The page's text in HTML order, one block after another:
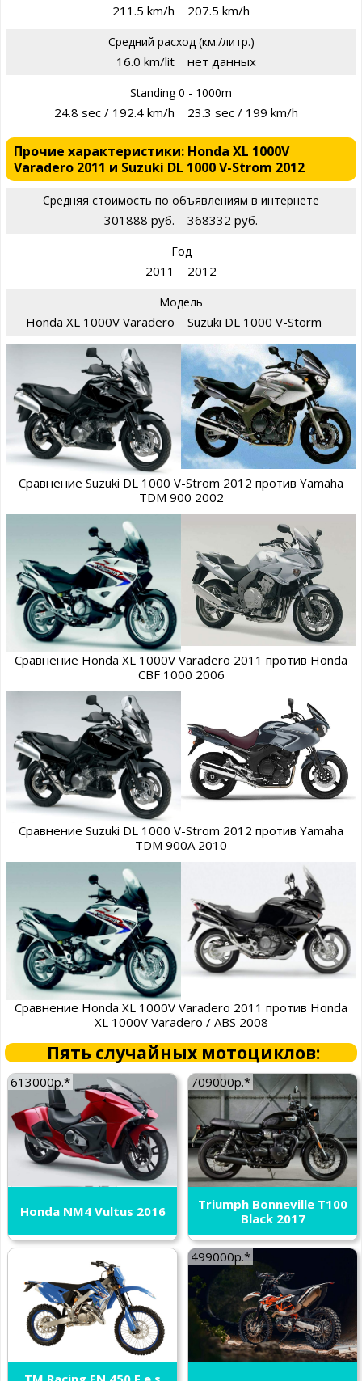
211.5 km/h 207.5 km/h
Средний расход (км./литр.)
16.0 km/lit нет данных
Standing 0 - 1000m
24.8 sec / 192.4 km/h 23.3 sec / 199 km/h
Прочие характеристики: Honda XL 1000V
Varadero 2011 и Suzuki DL 1000 V-Strom 2012
Средняя стоимость по объявлениям в интернете
301888 руб. 368332 руб.
Год
2011 2012
Модель
Honda XL 1000V Varadero Suzuki DL 1000 V-Storm
Сравнение Suzuki DL 1000 V-Strom 2012 против Yamaha
TDM 900 2002
Сравнение Honda XL 1000V Varadero 2011 против Honda
CBF 1000 2006
Сравнение Suzuki DL 1000 V-Strom 2012 против Yamaha
TDM 900A 2010
Сравнение Honda XL 1000V Varadero 2011 против Honda
XL 1000V Varadero / ABS 2008
Пять случайных мотоциклов:
613000р.*
Honda NM4 Vultus 2016
709000р.*
Triumph Bonneville T100
Black 2017
499000р.*